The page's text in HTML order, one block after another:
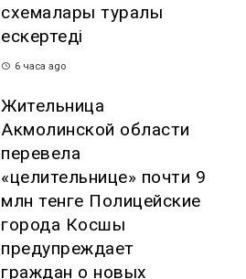
схемалары туралы
ескертеді
6 часа ago
Жительница
Акмолинской области
перевела
«целительнице» почти 9
млн тенге Полицейские
города Косшы
предупреждает
граждан о новых